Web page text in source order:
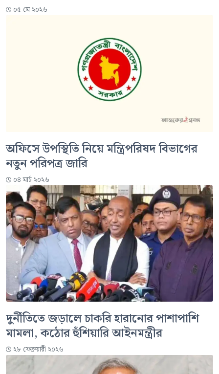
০৫ মে ২০২৬
অফিসে উপস্থিতি নিয়ে মন্ত্রিপরিষদ বিভাগের
নতুন পরিপত্র জারি
০৪ মার্চ ২০২৬
দুর্নীতিতে জড়ালে চাকরি হারানোর পাশাপাশি
মামলা, কঠোর হুঁশিয়ারি আইনমন্ত্রীর
২৮ ফেব্রুয়ারী ২০২৬